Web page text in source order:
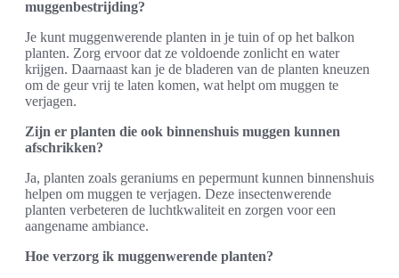
muggenbestrijding?
Je kunt muggenwerende planten in je tuin of op het balkon
planten. Zorg ervoor dat ze voldoende zonlicht en water
krijgen. Daarnaast kan je de bladeren van de planten kneuzen
om de geur vrij te laten komen, wat helpt om muggen te
verjagen.
Zijn er planten die ook binnenshuis muggen kunnen
afschrikken?
Ja, planten zoals geraniums en pepermunt kunnen binnenshuis
helpen om muggen te verjagen. Deze insectenwerende
planten verbeteren de luchtkwaliteit en zorgen voor een
aangename ambiance.
Hoe verzorg ik muggenwerende planten?